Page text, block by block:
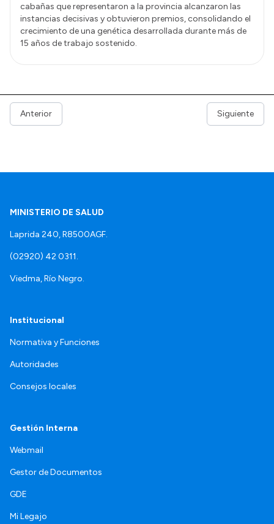
cabañas que representaron a la provincia alcanzaron las
instancias decisivas y obtuvieron premios, consolidando el
crecimiento de una genética desarrollada durante más de
15 años de trabajo sostenido.
Anterior Siguiente
MINISTERIO DE SALUD
Laprida 240, R8500AGF.
(02920) 42 0311.
Viedma, Río Negro.
Institucional
Normativa y Funciones
Autoridades
Consejos locales
Gestión Interna
Webmail
Gestor de Documentos
GDE
Mi Legajo